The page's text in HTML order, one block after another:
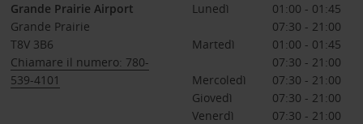
Grande Prairie Airport
Grande Prairie
T8V 3B6
Chiamare il numero: 780-
539-4101
Lunedì
01:00 - 01:45
07:30 - 21:00
Martedì
01:00 - 01:45
07:30 - 21:00
Mercoledì
07:30 - 21:00
Giovedì
07:30 - 21:00
Venerdì
07:30 - 21:00